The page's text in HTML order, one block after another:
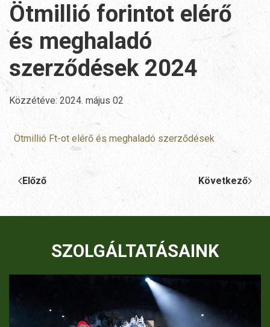
Ötmillió forintot elérő
és meghaladó
szerződések 2024
Közzétéve: 2024. május 02
Ötmillió Ft-ot elérő és meghaladó szerződések
Előző Következő
SZOLGÁLTATÁSAINK